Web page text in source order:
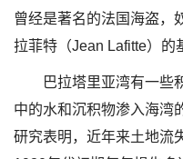
曾经是著名的法国海盗，
拉菲特（Jean Lafitte）的
巴拉塔里亚湾有一些
中的水和沉积物渗入海湾
研究表明，近年来土地流